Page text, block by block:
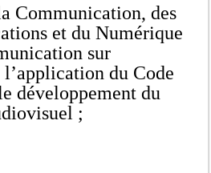
Communication, des
et du Numérique
sur
du Code
développement du
;